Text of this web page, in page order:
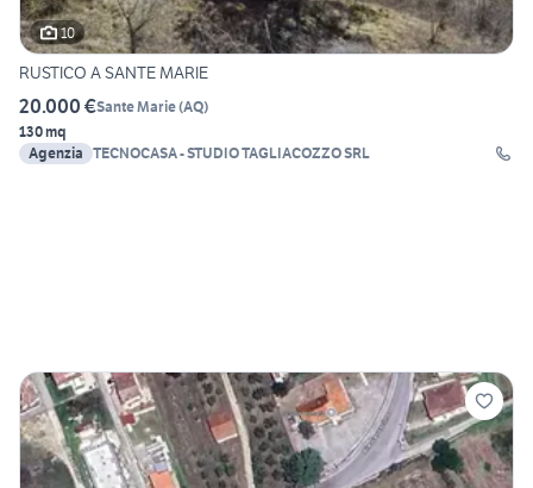
10
RUSTICO A SANTE MARIE
20.000 €Sante Marie(AQ)
130 mq
Agenzia
TECNOCASA - STUDIO TAGLIACOZZO SRL